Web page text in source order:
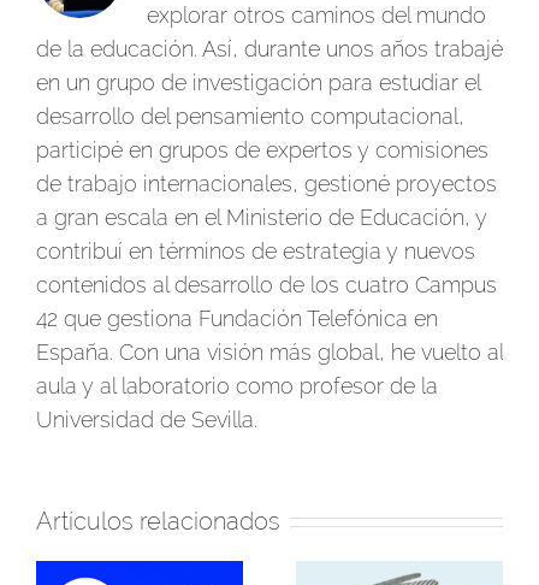
explorar otros caminos del mundo
de la educación. Así, durante unos años trabajé
en un grupo de investigación para estudiar el
desarrollo del pensamiento computacional,
participé en grupos de expertos y comisiones
de trabajo internacionales, gestioné proyectos
a gran escala en el Ministerio de Educación, y
contribuí en términos de estrategia y nuevos
contenidos al desarrollo de los cuatro Campus
42 que gestiona Fundación Telefónica en
España. Con una visión más global, he vuelto al
aula y al laboratorio como profesor de la
Universidad de Sevilla.
Artículos relacionados